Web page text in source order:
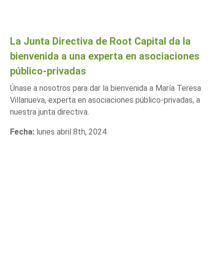
La Junta Directiva de Root Capital da la
bienvenida a una experta en asociaciones
público-privadas
Únase a nosotros para dar la bienvenida a María Teresa
Villanueva, experta en asociaciones público-privadas, a
nuestra junta directiva.
Fecha: lunes abril 8th, 2024